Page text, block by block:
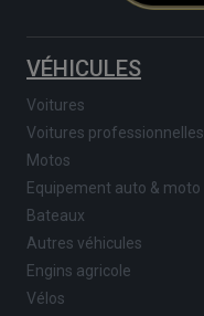
VÉHICULES
Voitures
Voitures professionnelles
Motos
Equipement auto & moto
Bateaux
Autres véhicules
Engins agricole
Vélos